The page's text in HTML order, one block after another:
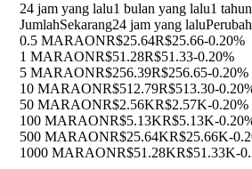
24 jam yang lalu1 bulan yang lalu1
JumlahSekarang24 jam yang lalu
0.5 MARAONR$25.64R$25.66-0.20%
1 MARAONR$51.28R$51.33-0.20%
5 MARAONR$256.39R$256.65-0.20%
10 MARAONR$512.79R$513.30-
50 MARAONR$2.56KR$2.57K-0.20%
100 MARAONR$5.13KR$5.13K-
500 MARAONR$25.64KR$25.66K-
1000 MARAONR$51.28KR$51.33K-